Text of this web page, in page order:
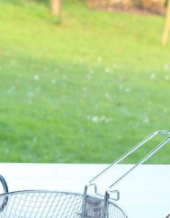
a paso. Recetas